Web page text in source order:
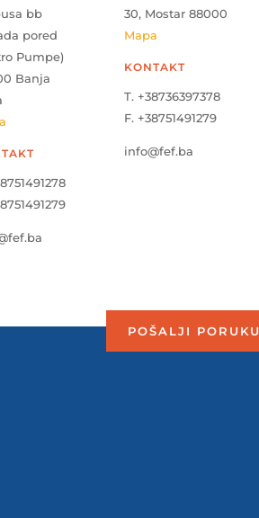
bb
pored
Pumpe)
Banja
30, Mostar 88000
Mapa
KONTAKT
T. +38736397378
F. +38751491279
info@fef.ba
POŠALJI PORUKU